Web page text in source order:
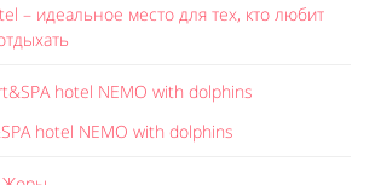
– идеальное место для тех, кто любит
hotel NEMO with dolphins